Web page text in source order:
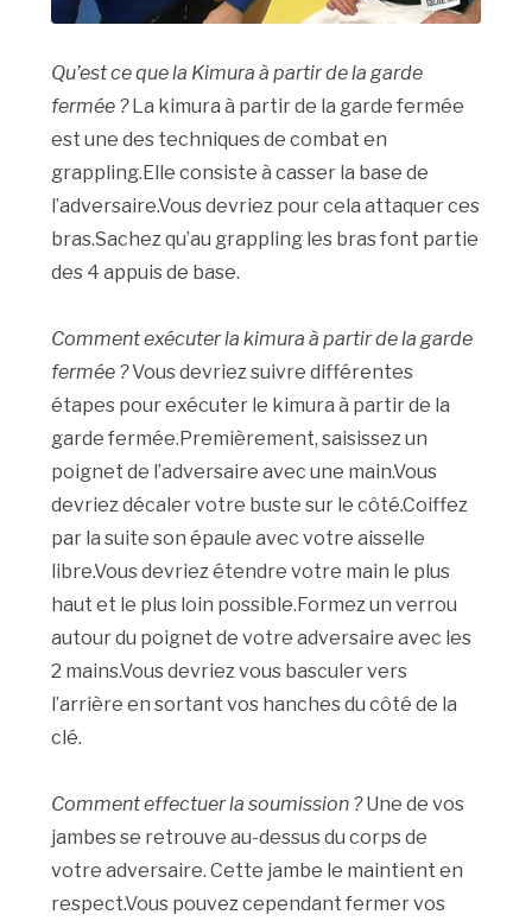
Qu’est ce que la Kimura à partir de la garde
fermée ?La kimura à partir de la garde fermée
est une des techniques de combat en
grappling.Elle consiste à casser la base de
l’adversaire.Vous devriez pour cela attaquer ces
bras.Sachez qu’au grappling les bras font partie
des 4 appuis de base.
Comment exécuter la kimura à partir de la garde
fermée ?Vous devriez suivre différentes
étapes pour exécuter le kimura à partir de la
garde fermée.Premièrement, saisissez un
poignet de l’adversaire avec une main.Vous
devriez décaler votre buste sur le côté.Coiffez
par la suite son épaule avec votre aisselle
libre.Vous devriez étendre votre main le plus
haut et le plus loin possible.Formez un verrou
autour du poignet de votre adversaire avec les
2 mains.Vous devriez vous basculer vers
l’arrière en sortant vos hanches du côté de la
clé.
Comment effectuer la soumission ?Une de vos
jambes se retrouve au-dessus du corps de
votre adversaire. Cette jambe le maintient en
respect.Vous pouvez cependant fermer vos